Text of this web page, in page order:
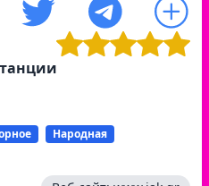
Народная